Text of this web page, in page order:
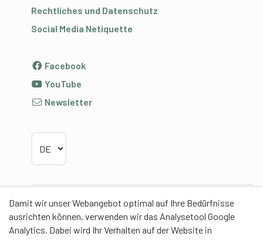
Damit wir unser Webangebot optimal auf Ihre Bedürfnisse
ausrichten können, verwenden wir das Analysetool Google
Analytics. Dabei wird Ihr Verhalten auf der Website in
Rechtliches und Datenschutz
Social Media Netiquette
Facebook
YouTube
Newsletter
Partner